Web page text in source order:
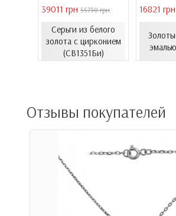
39011 грн 55730 грн
Серьги из белого
золота с цирконием
(СВ1351Би)
16821 грн
Отзывы покупателей